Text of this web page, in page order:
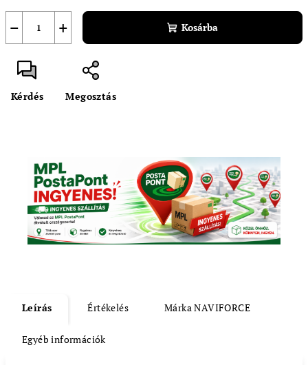
+
− Kosárba
Kérdés Megosztás
Leírás Értékelés MárkaNAVIFORCE
Egyéb információk